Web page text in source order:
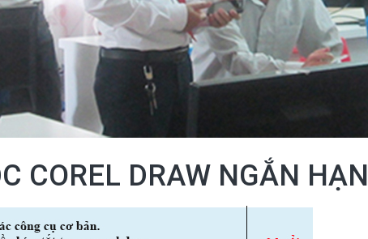
COREL DRAW NGẮN HẠN